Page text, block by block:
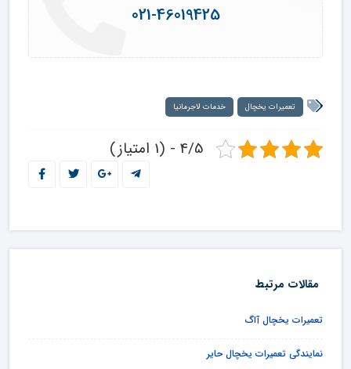
021-46019425
تعمیرات یخچال خدمات لاجرمانیا
4/5 - (1 امتیاز)
مقالات مرتبط
تعمیرات یخچال آاگ
نمایندگی تعمیرات یخچال حایر